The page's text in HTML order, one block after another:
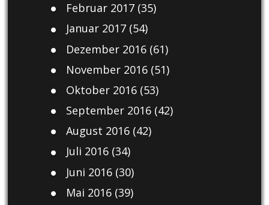
Februar 2017(35)
Januar 2017(54)
Dezember 2016(61)
November 2016(51)
Oktober 2016(53)
September 2016(42)
August 2016(42)
Juli 2016(34)
Juni 2016(30)
Mai 2016(39)